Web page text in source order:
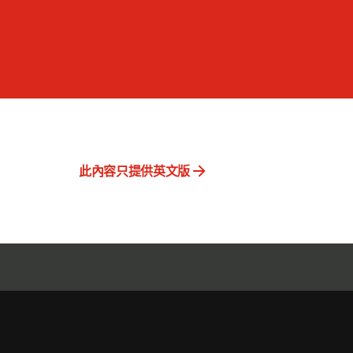
此內容只提供英文版